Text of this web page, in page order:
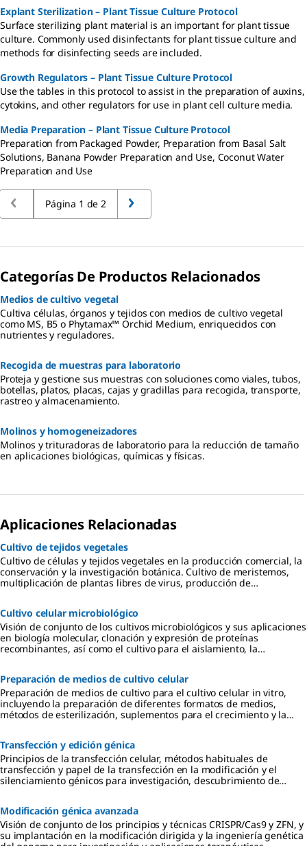
Explant Sterilization – Plant Tissue Culture Protocol
Surface sterilizing plant material is an important for plant tissue
culture. Commonly used disinfectants for plant tissue culture and
methods for disinfecting seeds are included.
Growth Regulators – Plant Tissue Culture Protocol
Use the tables in this protocol to assist in the preparation of auxins,
cytokins, and other regulators for use in plant cell culture media.
Media Preparation – Plant Tissue Culture Protocol
Preparation from Packaged Powder, Preparation from Basal Salt
Solutions, Banana Powder Preparation and Use, Coconut Water
Preparation and Use
Página 1 de 2
Categorías De Productos Relacionados
Medios de cultivo vegetal
Cultiva células, órganos y tejidos con medios de cultivo vegetal
como MS, B5 o Phytamax™ Orchid Medium, enriquecidos con
nutrientes y reguladores.
Recogida de muestras para laboratorio
Proteja y gestione sus muestras con soluciones como viales, tubos,
botellas, platos, placas, cajas y gradillas para recogida, transporte,
rastreo y almacenamiento.
Molinos y homogeneizadores
Molinos y trituradoras de laboratorio para la reducción de tamaño
en aplicaciones biológicas, químicas y físicas.
Aplicaciones Relacionadas
Cultivo de tejidos vegetales
Cultivo de células y tejidos vegetales en la producción comercial, la
conservación y la investigación botánica. Cultivo de meristemos,
multiplicación de plantas libres de virus, producción de
Cultivo celular microbiológico
Visión de conjunto de los cultivos microbiológicos y sus aplicaciones
en biología molecular, clonación y expresión de proteínas
recombinantes, así como el cultivo para el aislamiento, la
Preparación de medios de cultivo celular
Preparación de medios de cultivo para el cultivo celular in vitro,
incluyendo la preparación de diferentes formatos de medios,
métodos de esterilización, suplementos para el crecimiento y la
Transfección y edición génica
Principios de la transfección celular, métodos habituales de
transfección y papel de la transfección en la modificación y el
silenciamiento génicos para investigación, descubrimiento de
Modificación génica avanzada
Visión de conjunto de los principios y técnicas CRISPR/Cas9 y ZFN, y
su implantación en la modificación dirigida y la ingeniería genética